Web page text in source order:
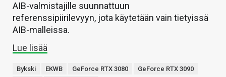
AIB-valmistajille suunnattuun
referenssipiirilevyyn, jota käytetään vain tietyissä
AIB-malleissa.
Lue lisää
Bykski EKWB GeForce RTX 3080
GeForce RTX 3090